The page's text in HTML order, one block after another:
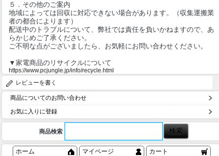
５．その他のご案内
地域によっては回収に対応できない場合があります。（収集運搬業
者の都合によります）
配送中のトラブルについて、弊社では責任を負いかねますので、あ
らかじめご了承ください。
ご不明な点がございましたら、お気軽にお問い合わせください。
▼家電商品のリサイクルについて
https://www.pcjungle.jp/info/recycle.html
レビューを書く
商品についてのお問い合わせ
お気に入りに登録
商品検索
ホーム マイページ カート